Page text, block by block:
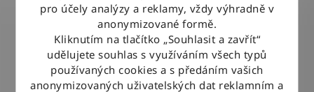
pro účely analýzy a reklamy, vždy výhradně v
anonymizované formě.
Kliknutím na tlačítko „Souhlasit a zavřít“
udělujete souhlas s využíváním všech typů
používaných cookies a s předáním vašich
anonymizovaných uživatelských dat reklamním a
Košile Wrangler WESTERN SHIRT LIGHT STONE
1 279 Kč